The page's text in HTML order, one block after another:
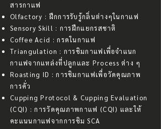
สารกาแฟ
Olfactory : ฝึกการรับรู้กลิ่นต่างๆในกาแฟ
Sensory Skill : การฝึกแยกรสชาติ
Coffee Acid : กรดในกาแฟ
Triangulation : การชิมกาแฟเพื่อจำแนก
กาแฟจากแหล่งที่ปลูกและ Process ต่าง ๆ
Roasting ID : การชิมกาแฟเพื่อวัดคุณภาพ
การคั่ว
Cupping Protocol & Cupping Evaluation
(CQI) : การวัดคุณภาพกาแฟ (CQI) และให้
คะแนนกาแฟจากการชิม SCA